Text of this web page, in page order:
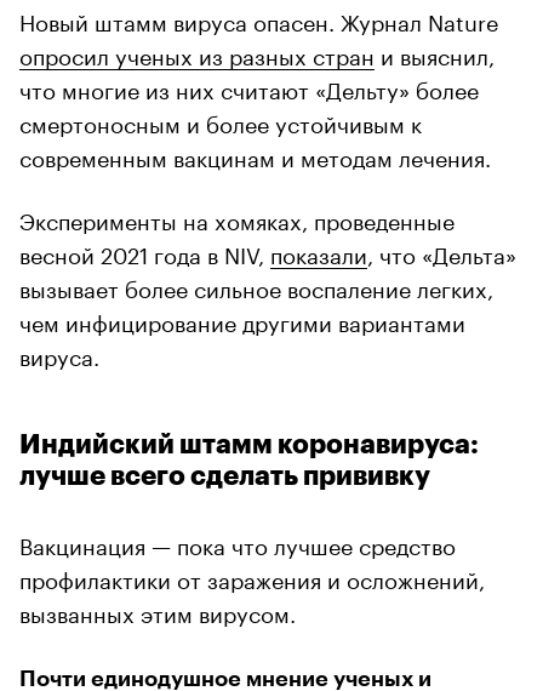
Новый штамм вируса опасен. Журнал Nature
опросил ученых из разных стран и выяснил,
что многие из них считают «Дельту» более
смертоносным и более устойчивым к
современным вакцинам и методам лечения.
Эксперименты на хомяках, проведенные
весной 2021 года в NIV, показали , что «Дельта»
вызывает более сильное воспаление легких,
чем инфицирование другими вариантами
вируса.
Индийский штамм коронавируса:
лучше всего сделать прививку
Вакцинация — пока что лучшее средство
профилактики от заражения и осложнений,
вызванных этим вирусом.
Почти единодушное мнение ученых и